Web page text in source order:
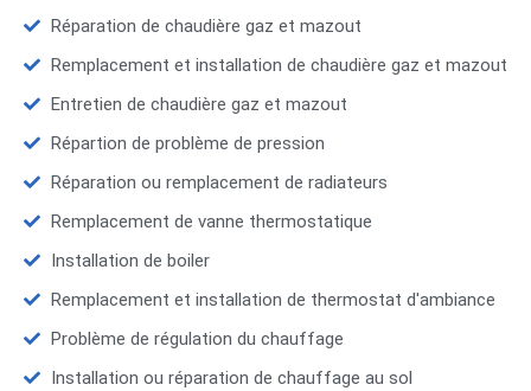
Réparation de chaudière gaz et mazout
Remplacement et installation de chaudière gaz et mazout
Entretien de chaudière gaz et mazout
Répartion de problème de pression
Réparation ou remplacement de radiateurs
Remplacement de vanne thermostatique
Installation de boiler
Remplacement et installation de thermostat d'ambiance
Problème de régulation du chauffage
Installation ou réparation de chauffage au sol